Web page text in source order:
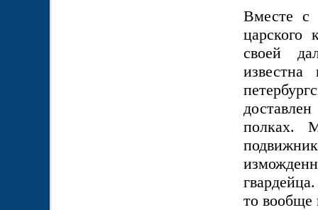
Вместе с
царского
своей
полках.
то вообще